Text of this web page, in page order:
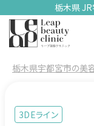
栃木県
栃木県宇都宮市の美
3DEライン